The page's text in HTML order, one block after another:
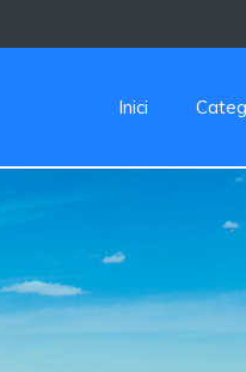
Inici